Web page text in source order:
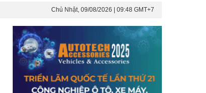
Chủ Nhật, 09/08/2026 | 09:48 GMT+7